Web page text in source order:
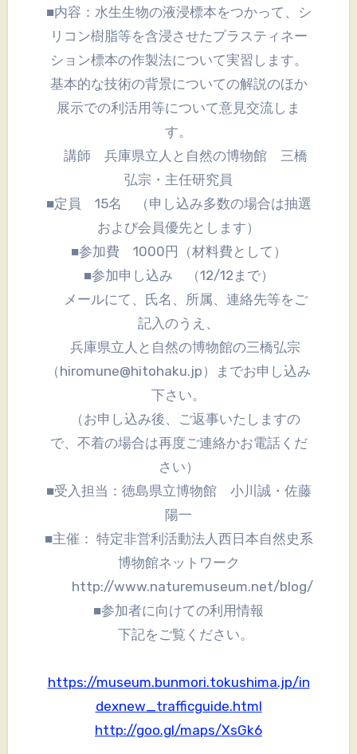
■内容：水生生物の液浸標本をつかって、シ
リコン樹脂等を含浸させたプラスティネー
ション標本の作製法について実習します。
基本的な技術の背景についての解説のほか
展示での利活用等について意見交流しま
す。
講師 兵庫県立人と自然の博物館 三橋
弘宗・主任研究員
■定員 15名 （申し込み多数の場合は抽選
および会員優先とします）
■参加費 1000円（材料費として）
■参加申し込み （12/12まで）
メールにて、氏名、所属、連絡先等をご
記入のうえ、
兵庫県立人と自然の博物館の三橋弘宗
（hiromune@hitohaku.jp）までお申し込み
下さい。
（お申し込み後、ご返事いたしますの
で、不着の場合は再度ご連絡かお電話くだ
さい）
■受入担当：徳島県立博物館 小川誠・佐藤
陽一
■主催： 特定非営利活動法人西日本自然史系
博物館ネットワーク
http://www.naturemuseum.net/blog/
■参加者に向けての利用情報
下記をご覧ください。
https://museum.bunmori.tokushima.jp/in
dexnew_trafficguide.html
http://goo.gl/maps/XsGk6